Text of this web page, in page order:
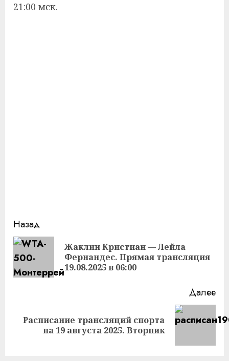
21:00 мск.
Продолжить
чтение
Назад
Жаклин Кристиан — Лейла
Фернандес. Прямая трансляция
19.08.2025 в 06:00
Далее
Следующая
запись:
Расписание трансляций спорта
на 19 августа 2025. Вторник